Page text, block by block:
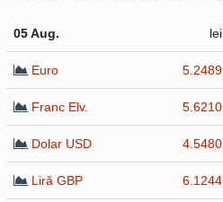
05 Aug. lei
Euro 5.2489
Franc Elv. 5.6210
Dolar USD 4.5480
Liră GBP 6.1244